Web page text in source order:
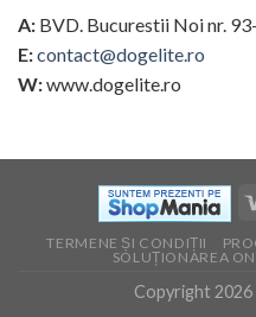
A: BVD. Bucurestii Noi nr.
E:contact@dogelite.ro
W:www.dogelite.ro
TERMENE ȘI CONDIȚII
SOLUȚIONAREA
Copyright